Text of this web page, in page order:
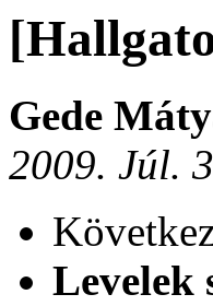
Gede
2009. Júl.
Levelek